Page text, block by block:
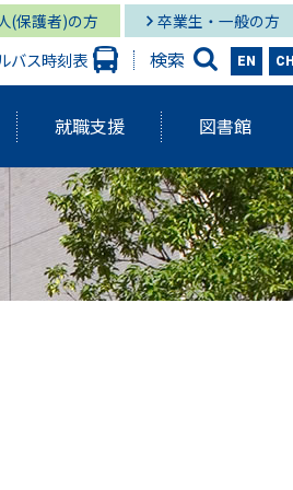
(保護者)の方 卒業生・一般の方
バス時刻表 検索 EN CH
グローバル
スタディーズ学部
学出版会
研究に関する報告書
バルスタディーズ学部
就職支援
報学部 就職状況
ルスタディーズ学部 就職状況
図書館
ャンパス図書館
ンパス メディア・サービス